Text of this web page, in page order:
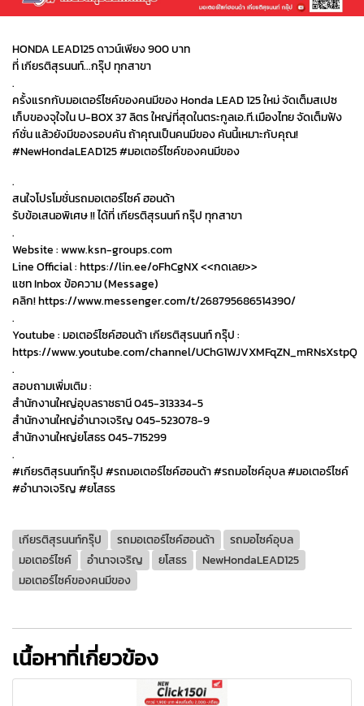
HONDA LEAD125 ดาวน์เพียง 900 บาท
ที่ เกียรติสุรนนท์...กรุ๊ป ทุกสาขา
.
ครั้งแรกกับมอเตอร์ไซค์ของคนมีของ Honda LEAD 125 ใหม่ จัดเต็มสเปซ
เก็บของจุใจใน U-BOX 37 ลิตร ใหญ่ที่สุดในตระกูลเอ.ที.เมืองไทย จัดเต็มฟัง
ก์ชั่น แล้วยังมีของรอบคัน ถ้าคุณเป็นคนมีของ คันนี้เหมาะกับคุณ!
#NewHondaLEAD125 #มอเตอร์ไซค์ของคนมีของ
.
สนใจโปรโมชั่นรถมอเตอร์ไซค์ ฮอนด้า
รับข้อเสนอพิเศษ !! ได้ที่ เกียรติสุรนนท์ กรุ๊ป ทุกสาขา
.
Website : www.ksn-groups.com
Line Official : https://lin.ee/oFhCgNX <<กดเลย>>
แชท Inbox ข้อความ (Message)
คลิก! https://www.messenger.com/t/268795686514390/
.
Youtube : มอเตอร์ไซค์ฮอนด้า เกียรติสุรนนท์ กรุ๊ป :
https://www.youtube.com/channel/UChG1WJVXMFqZN_mRNsXstpQ
.
สอบถามเพิ่มเติม :
สำนักงานใหญ่อุบลราชธานี 045-313334-5
สำนักงานใหญ่อำนาจเจริญ 045-523078-9
สำนักงานใหญ่ยโสธร 045-715299
.
#เกียรติสุรนนท์กรุ๊ป #รถมอเตอร์ไซค์ฮอนด้า #รถมอไซค์อุบล #มอเตอร์ไซค์
#อำนาจเจริญ #ยโสธร
เกียรติสุรนนท์กรุ๊ป รถมอเตอร์ไซค์ฮอนด้า
รถมอไซค์อุบล
มอเตอร์ไซค์
อำนาจเจริญ ยโสธร
NewHondaLEAD125
มอเตอร์ไซค์ของคนมีของ
เนื้อหาที่เกี่ยวข้อง